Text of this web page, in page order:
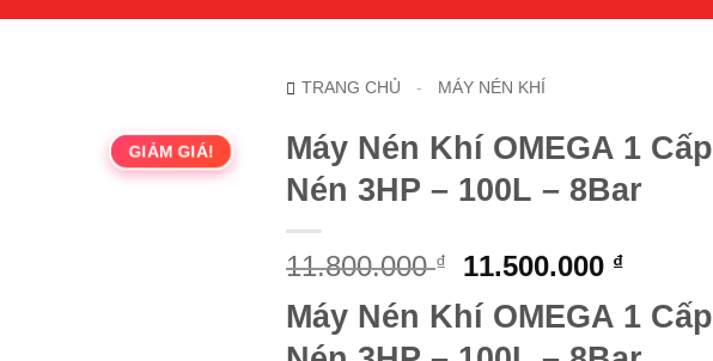
GIẢM GIÁ!
TRANG CHỦ - MÁY NÉN KHÍ
Máy Nén Khí OMEGA 1 Cấp
Nén 3HP – 100L – 8Bar
11.800.000₫
Giá
gốc
là:
11.800.000 ₫.
11.500.000 ₫Giá
hiện
tại
là:
Máy Nén Khí OMEGA 1 Cấp